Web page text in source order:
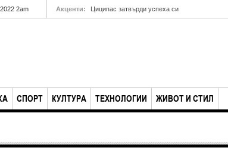
2am Акценти: Циципас затвърди успеха си
СПОРТ КУЛТУРА ТЕХНОЛОГИИ ЖИВОТ И СТИЛ